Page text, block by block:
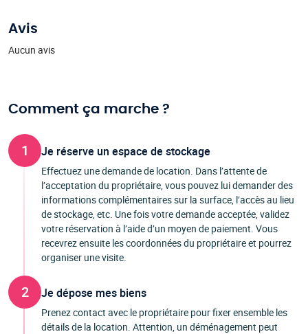
Avis
Aucun avis
Comment ça marche ?
1 Je réserve un espace de stockage
Effectuez une demande de location. Dans l’attente de
l’acceptation du propriétaire, vous pouvez lui demander des
informations complémentaires sur la surface, l’accès au lieu
de stockage, etc. Une fois votre demande acceptée, validez
votre réservation à l’aide d’un moyen de paiement. Vous
recevrez ensuite les coordonnées du propriétaire et pourrez
organiser une visite.
2 Je dépose mes biens
Prenez contact avec le propriétaire pour fixer ensemble les
détails de la location. Attention, un déménagement peut